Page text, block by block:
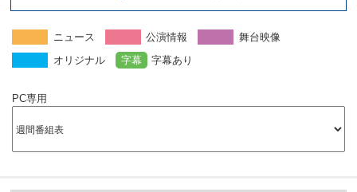
ニュース 公演情報
舞台映像
オリジナル
字幕 字幕あり
PC専用